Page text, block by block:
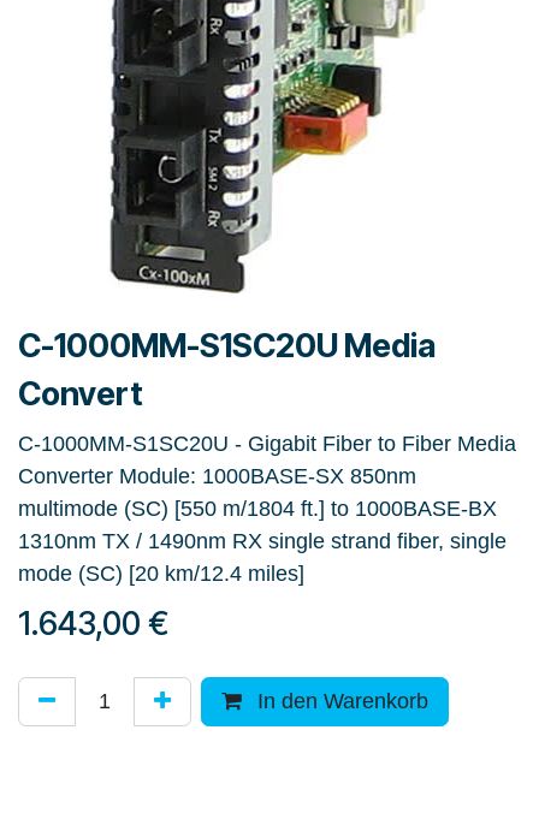
C-1000MM-S1SC20U Media
Convert
C-1000MM-S1SC20U - Gigabit Fiber to Fiber Media
Converter Module: 1000BASE-SX 850nm
multimode (SC) [550 m/1804 ft.] to 1000BASE-BX
1310nm TX / 1490nm RX single strand fiber, single
mode (SC) [20 km/12.4 miles]
1.643,00 €
In den Warenkorb